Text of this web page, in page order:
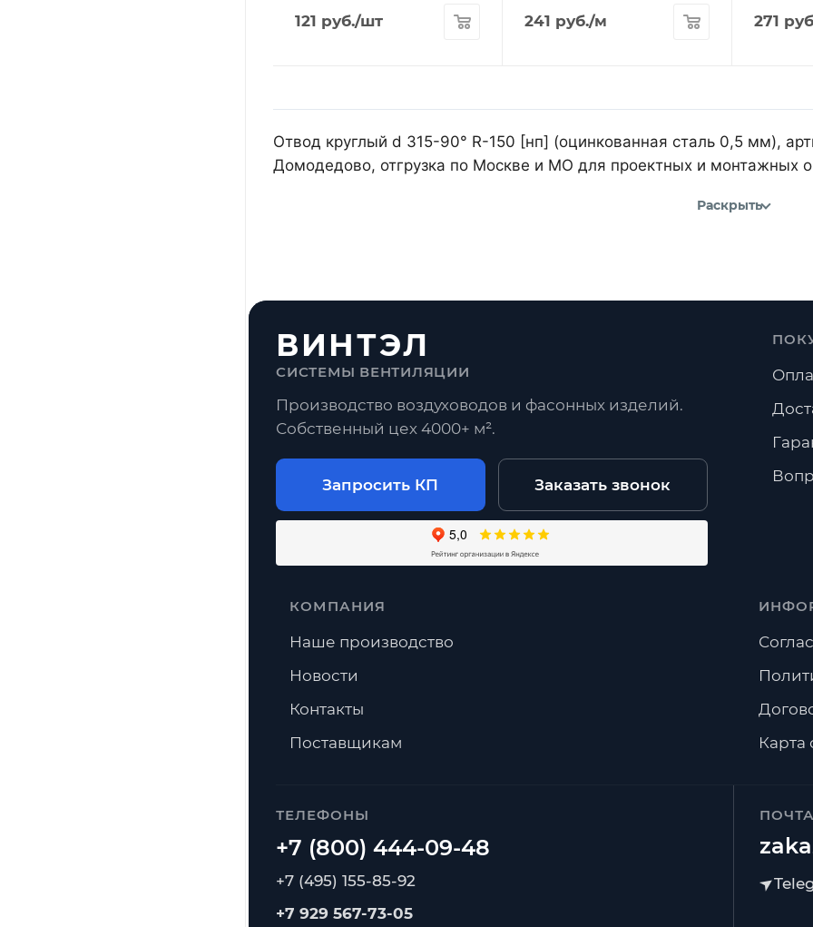
121 руб./шт 241 руб./м 271
Отвод круглый d 315-90° R-150 [нп] (оцинкованная сталь 0,5 мм),
Домодедово, отгрузка по Москве и МО для проектных и монтажных
Раскрыть
ВИНТЭЛ
СИСТЕМЫ ВЕНТИЛЯЦИИ
Производство воздуховодов и фасонных изделий.
Собственный цех 4000+ м².
Запросить КП Заказать звонок
ТЕЛЕФОНЫ
+7 (495) 155-85-92
+7 929 567-73-05
КОМПАНИЯ
Наше производство
Новости
Контакты
Поставщикам
Карта